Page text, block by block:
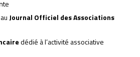
Journal Officiel des Associations
dédié à l’activité associative